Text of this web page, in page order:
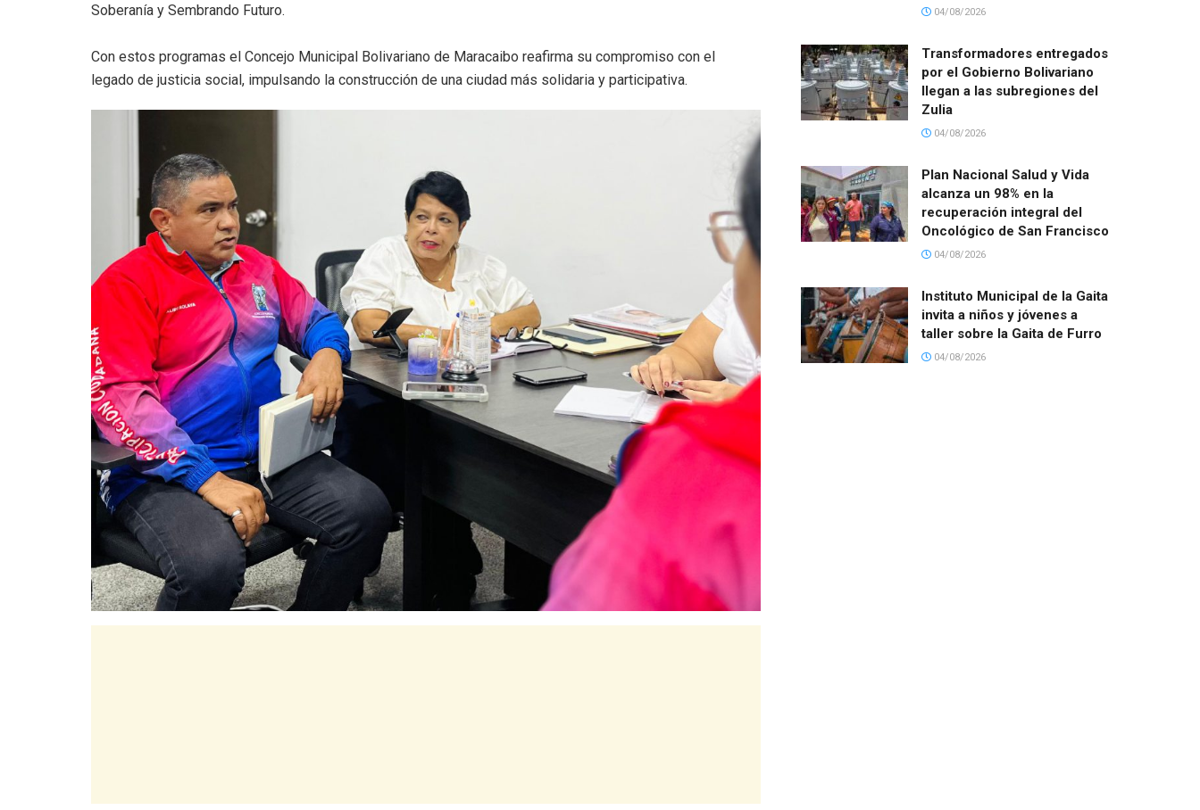
Soberanía y Sembrando Futuro.
Con estos programas el Concejo Municipal Bolivariano de Maracaibo reafirma su compromiso con el
legado de justicia social, impulsando la construcción de una ciudad más solidaria y participativa.
04/08/2026
Transformadores entregados
por el Gobierno Bolivariano
llegan a las subregiones del
Zulia
04/08/2026
Plan Nacional Salud y Vida
alcanza un 98% en la
recuperación integral del
Oncológico de San Francisco
04/08/2026
Instituto Municipal de la Gaita
invita a niños y jóvenes a
taller sobre la Gaita de Furro
04/08/2026